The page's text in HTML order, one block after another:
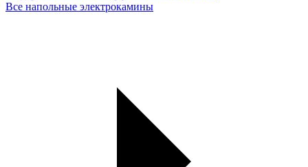
Все напольные электрокамины